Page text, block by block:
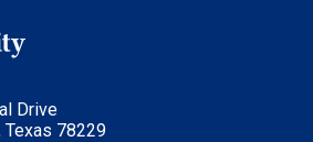
Drive
Texas 78229